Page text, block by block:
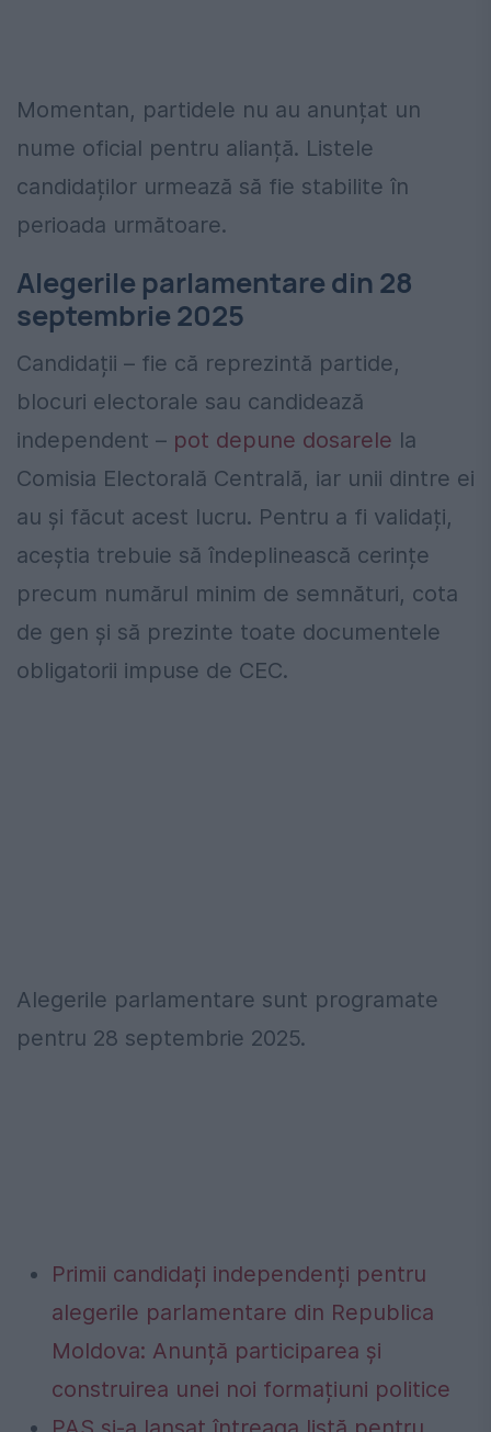
Momentan, partidele nu au anunțat un
nume oficial pentru alianță. Listele
candidaților urmează să fie stabilite în
perioada următoare.
Alegerile parlamentare din 28
septembrie 2025
Candidații – fie că reprezintă partide,
blocuri electorale sau candidează
independent – pot depune dosarele la
Comisia Electorală Centrală, iar unii dintre ei
au și făcut acest lucru. Pentru a fi validați,
aceștia trebuie să îndeplinească cerințe
precum numărul minim de semnături, cota
de gen și să prezinte toate documentele
obligatorii impuse de CEC.
Alegerile parlamentare sunt programate
pentru 28 septembrie 2025.
Primii candidați independenți pentru
alegerile parlamentare din Republica
Moldova: Anunță participarea și
construirea unei noi formațiuni politice